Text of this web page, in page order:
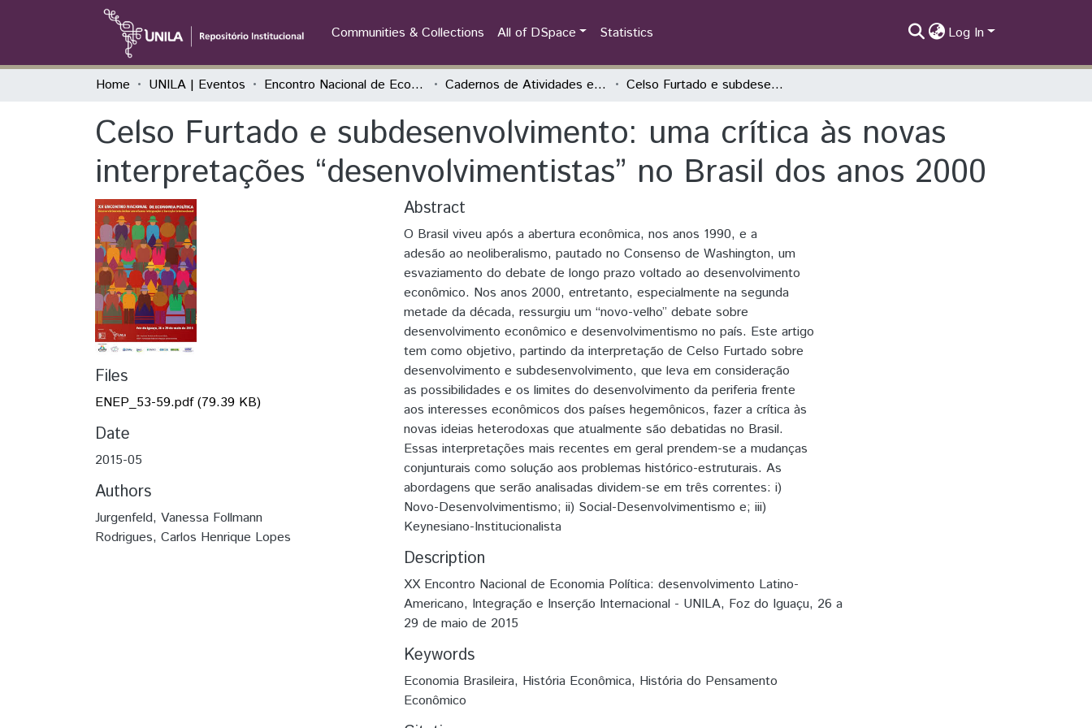
Communities & Collections All of DSpace Statistics Log In
Home UNILA | Eventos Encontro Nacional de Economia Política Cadernos de Atividades e Resumos Celso Furtado e subdesenvolvimento: uma crítica às novas interpretações “desenvolvimentistas” no Brasil dos anos 2000
Celso Furtado e subdesenvolvimento: uma crítica às novas
interpretações “desenvolvimentistas” no Brasil dos anos 2000
Files
ENEP_53-59.pdf(79.39 KB)
Date
2015-05
Authors
Jurgenfeld, Vanessa Follmann
Rodrigues, Carlos Henrique Lopes
Abstract
O Brasil viveu após a abertura econômica, nos anos 1990, e a
adesão ao neoliberalismo, pautado no Consenso de Washington, um
esvaziamento do debate de longo prazo voltado ao desenvolvimento
econômico. Nos anos 2000, entretanto, especialmente na segunda
metade da década, ressurgiu um “novo-velho” debate sobre
desenvolvimento econômico e desenvolvimentismo no país. Este artigo
tem como objetivo, partindo da interpretação de Celso Furtado sobre
desenvolvimento e subdesenvolvimento, que leva em consideração
as possibilidades e os limites do desenvolvimento da periferia frente
aos interesses econômicos dos países hegemônicos, fazer a crítica às
novas ideias heterodoxas que atualmente são debatidas no Brasil.
Essas interpretações mais recentes em geral prendem-se a mudanças
conjunturais como solução aos problemas histórico-estruturais. As
abordagens que serão analisadas dividem-se em três correntes: i)
Novo-Desenvolvimentismo; ii) Social-Desenvolvimentismo e; iii)
Keynesiano-Institucionalista
Description
XX Encontro Nacional de Economia Política: desenvolvimento Latino-
Americano, Integração e Inserção Internacional - UNILA, Foz do Iguaçu, 26 a
29 de maio de 2015
Keywords
Economia Brasileira, História Econômica, História do Pensamento
Econômico